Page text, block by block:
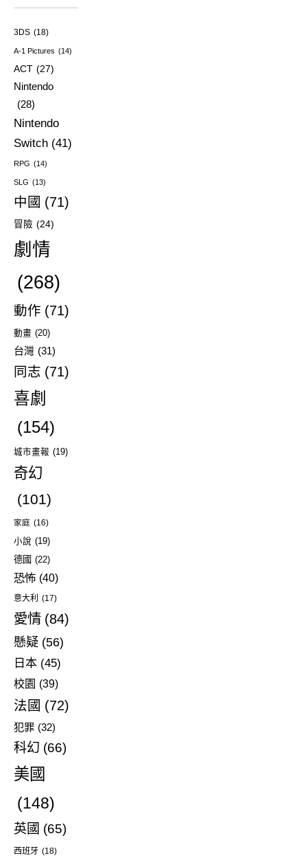
3DS (18)
A-1 Pictures (14)
ACT (27)
Nintendo
(28)
Nintendo
Switch (41)
RPG (14)
SLG (13)
中國 (71)
冒險 (24)
劇情
(268)
動作 (71)
動畫 (20)
台灣 (31)
同志 (71)
喜劇
(154)
城市畫報 (19)
奇幻
(101)
家庭 (16)
小說 (19)
德國 (22)
恐怖 (40)
意大利 (17)
愛情 (84)
懸疑 (56)
日本 (45)
校園 (39)
法國 (72)
犯罪 (32)
科幻 (66)
美國
(148)
英國 (65)
西班牙 (18)